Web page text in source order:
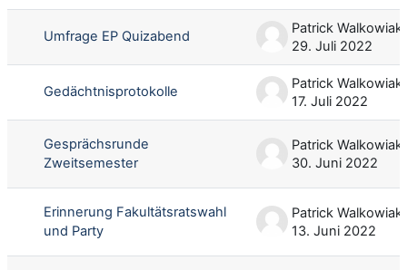
Umfrage EP Quizabend
Patrick Walkowiak
29. Juli 2022
Gedächtnisprotokolle
Patrick Walkowiak
17. Juli 2022
Gesprächsrunde
Zweitsemester
Patrick Walkowiak
30. Juni 2022
Erinnerung Fakultätsratswahl
und Party
Patrick Walkowiak
13. Juni 2022